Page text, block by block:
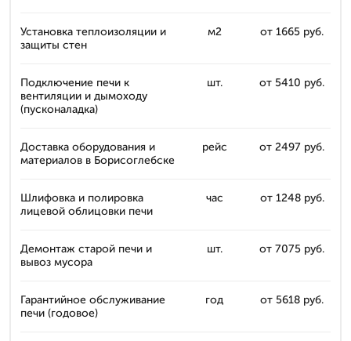
Установка теплоизоляции и
защиты стен
м2 от 1665 руб.
Подключение печи к
вентиляции и дымоходу
(пусконаладка)
шт. от 5410 руб.
Доставка оборудования и
материалов в Борисоглебске
рейс от 2497 руб.
Шлифовка и полировка
лицевой облицовки печи
час от 1248 руб.
Демонтаж старой печи и
вывоз мусора
шт. от 7075 руб.
Гарантийное обслуживание
печи (годовое)
год от 5618 руб.